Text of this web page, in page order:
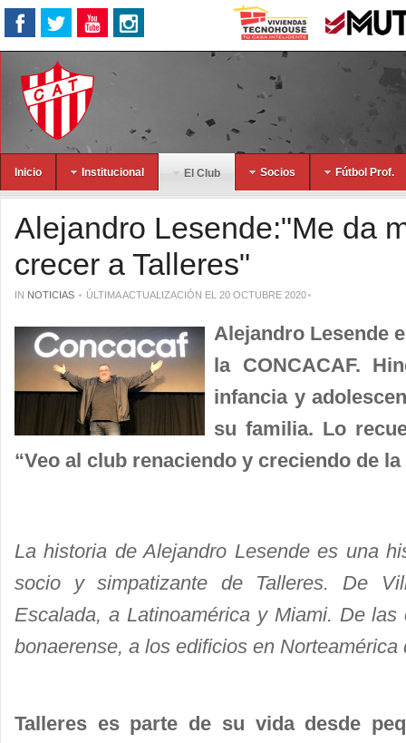
Inicio Institucional El Club Socios Fútbol Prof.
Alejandro Lesende:"Me da
crecer a Talleres"
IN NOTICIAS ÚLTIMA ACTUALIZACIÓN EL 20 OCTUBRE 2020
Alejandro Lesende
la CONCACAF.
infancia y
su familia. Lo
“Veo al club renaciendo y creciendo de
La historia de Alejandro Lesende es una
socio y simpatizante de Talleres. De
Escalada, a Latinoamérica y Miami. De
bonaerense, a los edificios en Norteamérica
Talleres es parte de su vida desde